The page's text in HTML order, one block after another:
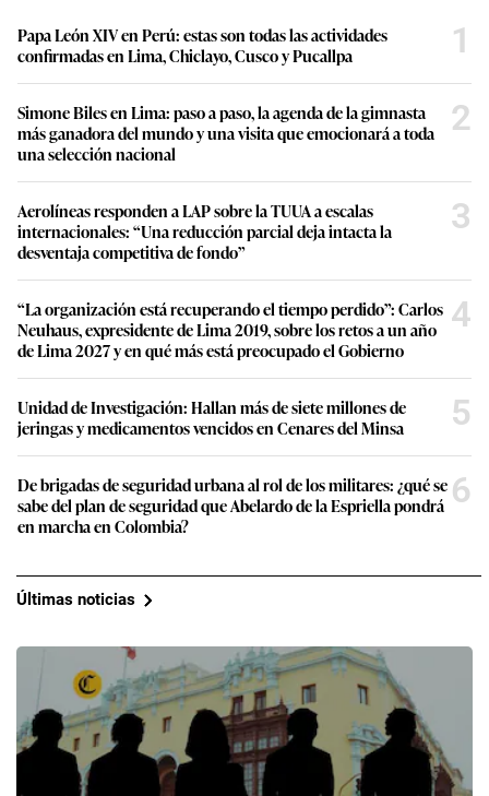
Papa León XIV en Perú: estas son todas las actividades
confirmadas en Lima, Chiclayo, Cusco y Pucallpa
1
Simone Biles en Lima: paso a paso, la agenda de la gimnasta
más ganadora del mundo y una visita que emocionará a toda
una selección nacional
2
Aerolíneas responden a LAP sobre la TUUA a escalas
internacionales: “Una reducción parcial deja intacta la
desventaja competitiva de fondo”
3
“La organización está recuperando el tiempo perdido”: Carlos
Neuhaus, expresidente de Lima 2019, sobre los retos a un año
de Lima 2027 y en qué más está preocupado el Gobierno
4
Unidad de Investigación: Hallan más de siete millones de
jeringas y medicamentos vencidos en Cenares del Minsa
5
De brigadas de seguridad urbana al rol de los militares: ¿qué se
sabe del plan de seguridad que Abelardo de la Espriella pondrá
en marcha en Colombia?
6
Últimas noticias